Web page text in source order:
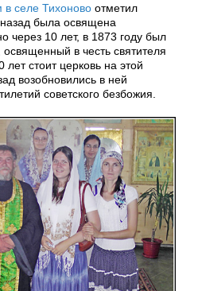
в селе Тихоново отметил
была освящена
через 10 лет, в 1873 году был
в честь святителя
стоит церковь на этой
возобновились в ней
советского безбожия.